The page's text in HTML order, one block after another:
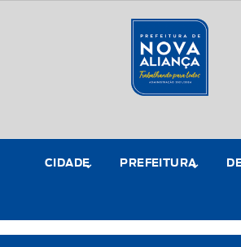
CIDADE PREFEITURA